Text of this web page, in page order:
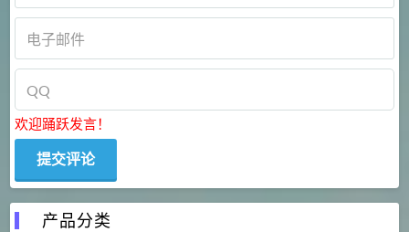
欢迎踊跃发言！
产品分类